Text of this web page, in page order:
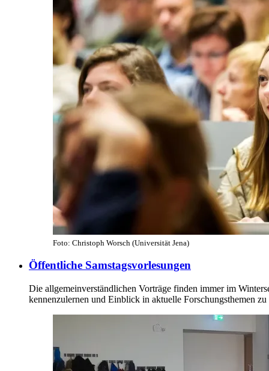
Foto: Christoph Worsch (Universität Jena)
Öffentliche Samstagsvorlesungen
Die allgemeinverständlichen Vorträge finden immer im
kennenzulernen und Einblick in aktuelle Forschungsthemen